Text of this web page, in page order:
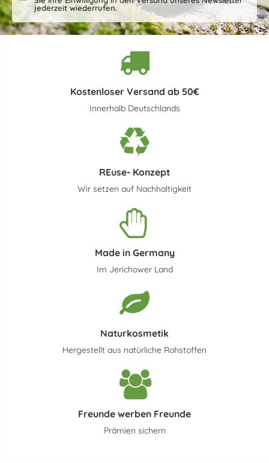
jederzeit wiederrufen.
Kostenloser Versand ab 50€
Innerhalb Deutschlands
REuse- Konzept
Wir setzen auf Nachhaltigkeit
Made in Germany
Im Jerichower Land
Naturkosmetik
Hergestellt aus natürliche Rohstoffen
Freunde werben Freunde
Prämien sichern